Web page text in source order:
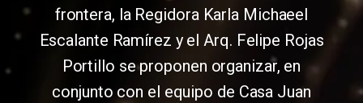
frontera, la Regidora Karla Michaeel
Escalante Ramírez y el Arq. Felipe Rojas
Portillo se proponen organizar, en
conjunto con el equipo de Casa Juan